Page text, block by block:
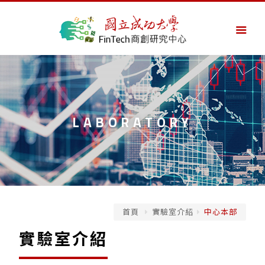
LABORATORY
首頁 實驗室介紹 中心本部
實驗室介紹